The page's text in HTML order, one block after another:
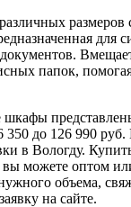
размеров
для
папок,
350 до 126 990
в Вологду.
можете оптом
объема,
на сайте.